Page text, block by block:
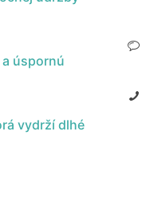
úspornú
vydrží dlhé